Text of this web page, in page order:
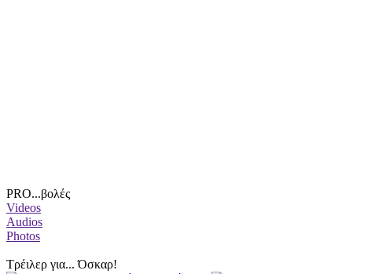
PRO...βολές
Videos
Audios
Photos
Tρέιλερ για... Όσκαρ!